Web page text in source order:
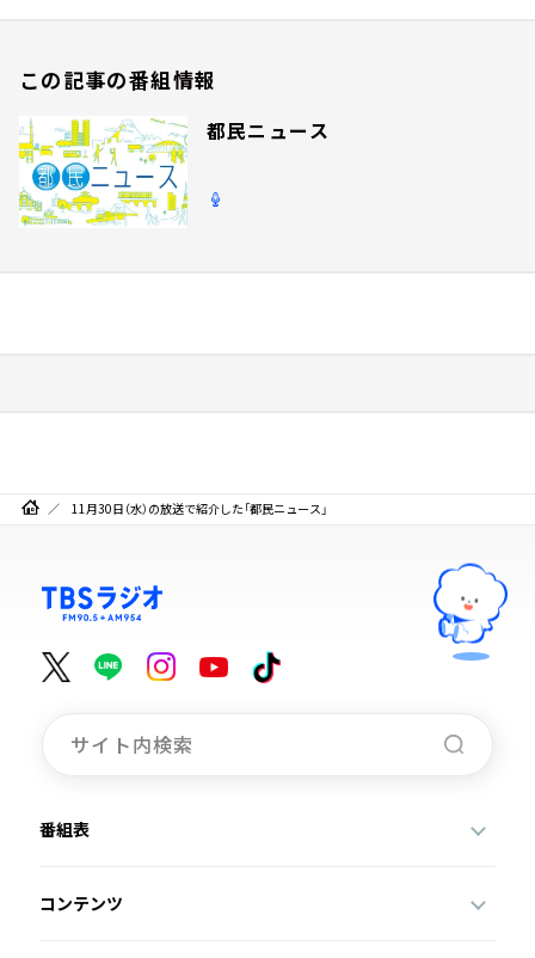
この記事の番組情報
都民ニュース
11月30日（水）の放送で紹介した「都民ニュース」
番組表
コンテンツ